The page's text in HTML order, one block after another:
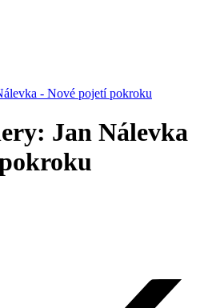
- Nové pojetí pokroku
Jan Nálevka